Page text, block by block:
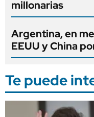
millonarias
Argentina, en
EEUU y China
Te puede